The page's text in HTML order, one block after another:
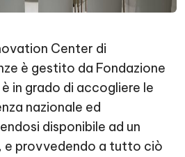
Center di
è gestito da Fondazione
in grado di accogliere le
nazionale ed
disponibile ad un
e provvedendo a tutto ciò